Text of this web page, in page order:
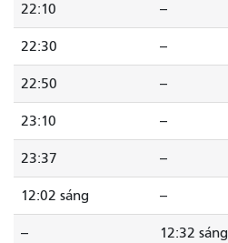
22:10 --
22:30 --
22:50 --
23:10 --
23:37 --
12:02 sáng --
-- 12:32 sáng